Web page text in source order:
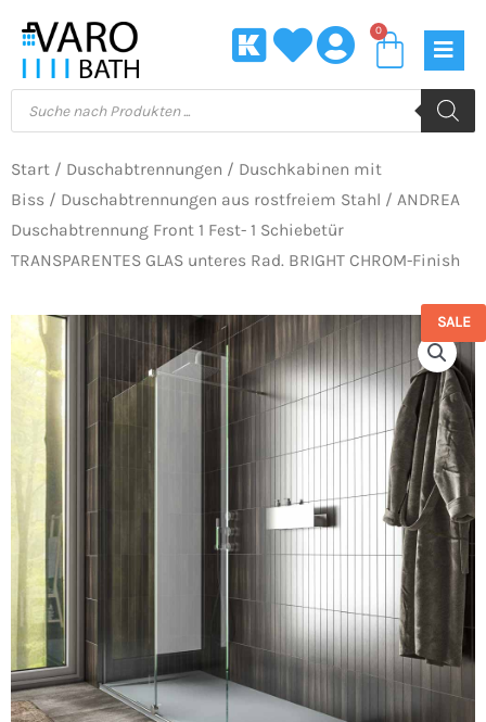
Inhalt
springen
0
Products
search
Start / Duschabtrennungen / Duschkabinen mit
Biss / Duschabtrennungen aus rostfreiem Stahl / ANDREA
Duschabtrennung Front 1 Fest- 1 Schiebetür
TRANSPARENTES GLAS unteres Rad. BRIGHT CHROM-Finish
SALE